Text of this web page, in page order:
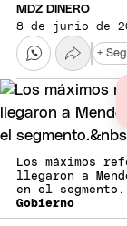
MDZ DINERO
8 de junio de
+
Los máximos
llegaron a
en el segmento.
Gobierno